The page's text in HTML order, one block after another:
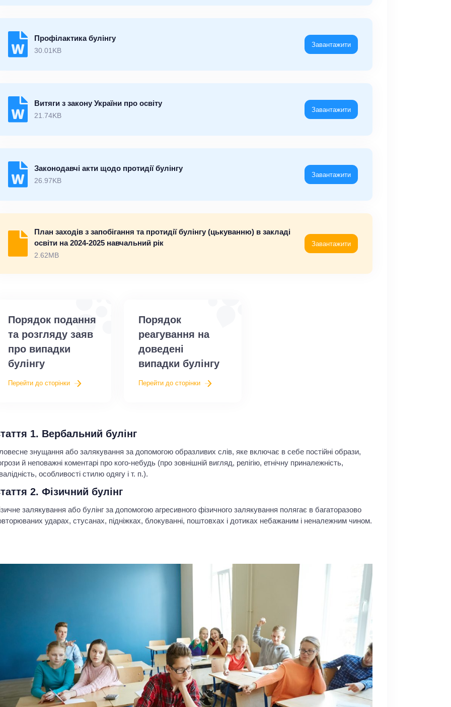
Профілактика булінгу
30.01KB
Завантажити
Витяги з закону України про освіту
21.74KB
Завантажити
Законодавчі акти щодо протидії булінгу
26.97KB
Завантажити
План заходів з запобігання та протидії булінгу (цькуванню) в закладі
освіти на 2024-2025 навчальний рік
2.62MB
Завантажити
Порядок подання
та розгляду заяв
про випадки
булінгу
Перейти до сторінки
Порядок
реагування на
доведені
випадки булінгу
Перейти до сторінки
1. Вербальний булінг
знущання або залякування за допомогою образливих слів, яке включає в себе постійні образи,
й неповажні коментарі про кого-небудь (про зовнішній вигляд, релігію, етнічну приналежність,
особливості стилю одягу і т. п.).
2. Фізичний булінг
залякування або булінг за допомогою агресивного фізичного залякування полягає в багаторазово
ударах, стусанах, підніжках, блокуванні, поштовхах і дотиках небажаним і неналежним чином.